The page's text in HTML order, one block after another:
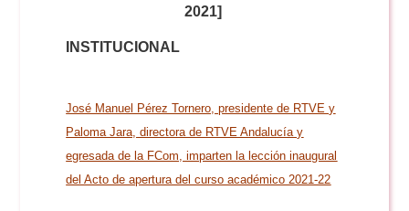
Publicidad y RR.PP
Doble Grado PER/CAV
Periodismo
Publicidad y RR.PP
Comunicación Audiovisual
Secretaría Virtual
#miTFG
2021]
INSTITUCIONAL
José Manuel Pérez Tornero, presidente de RTVE y
Paloma Jara, directora de RTVE Andalucía y
egresada de la FCom, imparten la lección inaugural
del Acto de apertura del curso académico 2021-22